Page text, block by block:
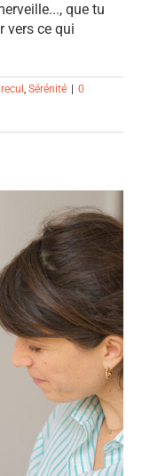
que tu
vers ce qui
, Sérénité
0